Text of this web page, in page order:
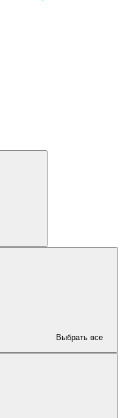
Выбрать все